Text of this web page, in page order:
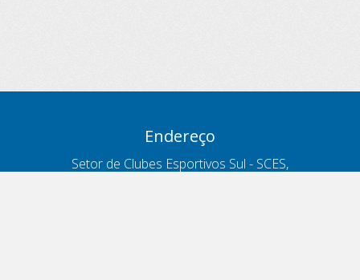
Endereço
Setor de Clubes Esportivos Sul - SCES,